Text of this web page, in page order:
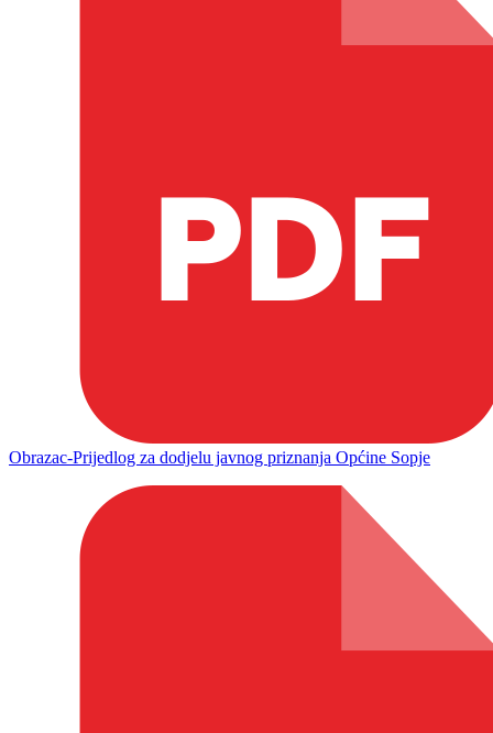
Obrazac-Prijedlog za dodjelu javnog priznanja Općine Sopje